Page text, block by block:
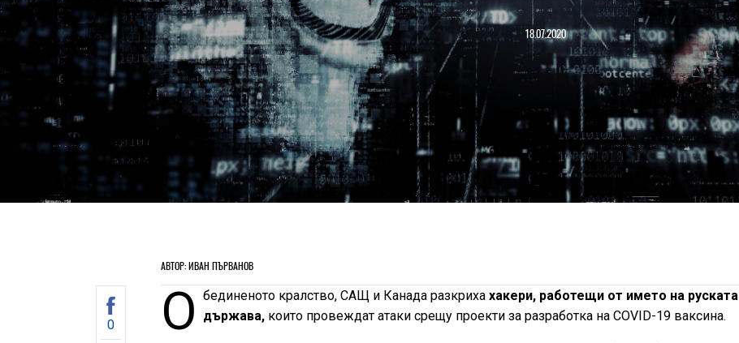
18.07.2020
АВТОР: ИВАН ПЪРВАНОВ
0 О бединеното кралство, САЩ и Канада разкрихахакери, работещи от името на руската
държава,които провеждат атаки срещу проекти за разработка на COVID-19 ваксина.